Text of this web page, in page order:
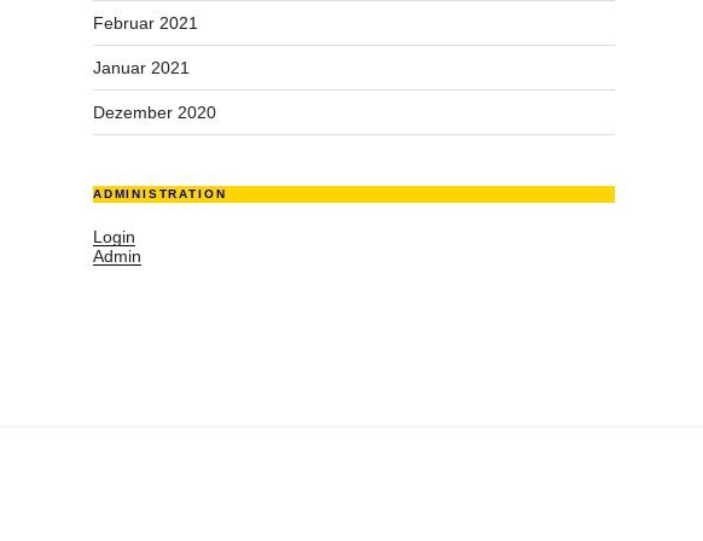
Februar 2021
Januar 2021
Dezember 2020
ADMINISTRATION
Login
Admin